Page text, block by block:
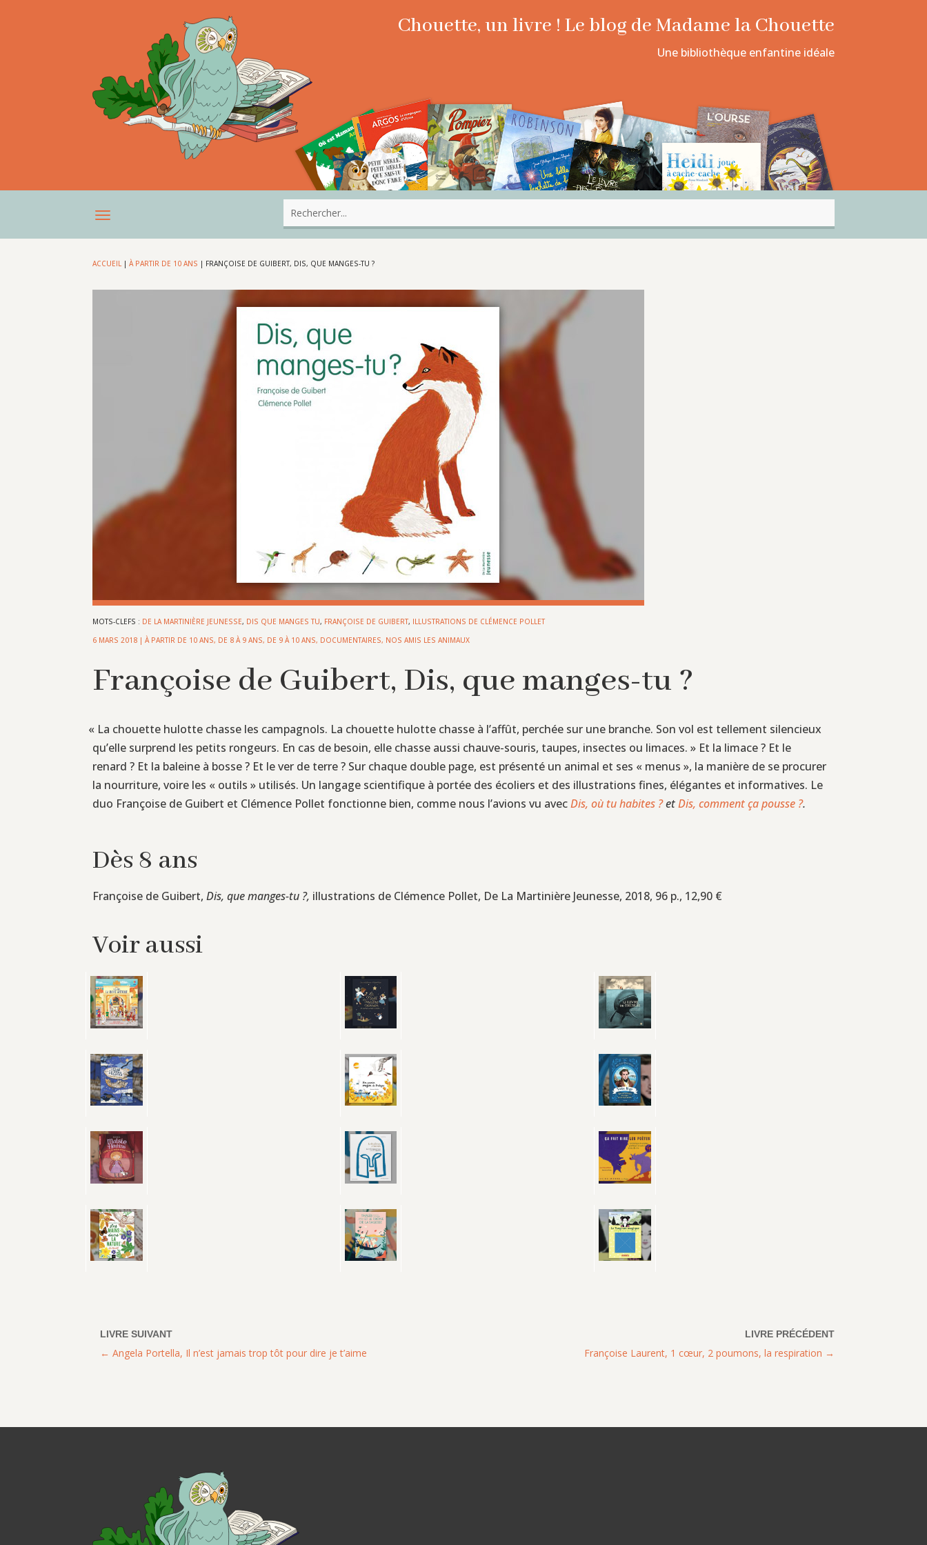
Chouette, un livre ! Le blog de Madame la Chouette
Une bibliothèque enfantine idéale
ACCUEIL |À PARTIR DE 10 ANS | FRANÇOISE DE GUIBERT, DIS, QUE MANGES-TU ?
MOTS-CLEFS : DE LA MARTINIÈRE JEUNESSE, DIS QUE MANGES TU, FRANÇOISE DE GUIBERT, ILLUSTRATIONS DE CLÉMENCE POLLET
6 MARS 2018 |À PARTIR DE 10 ANS, DE 8 À 9 ANS, DE 9 À 10 ANS, DOCUMENTAIRES, NOS AMIS LES ANIMAUX
Françoise de Guibert, Dis, que manges-tu ?
« La chouette hulotte chasse les campagnols. La chouette hulotte chasse à l’affût, perchée sur une branche. Son vol est tellement silencieux
qu’elle surprend les petits rongeurs. En cas de besoin, elle chasse aussi chauve-souris, taupes, insectes ou limaces. » Et la limace ? Et le
renard ? Et la baleine à bosse ? Et le ver de terre ? Sur chaque double page, est présenté un animal et ses « menus », la manière de se procurer
la nourriture, voire les « outils » utilisés. Un langage scientifique à portée des écoliers et des illustrations fines, élégantes et informatives. Le
duo Françoise de Guibert et Clémence Pollet fonctionne bien, comme nous l’avions vu avecDis, où tu habites ?et Dis, comment ça pousse ?.
Dès 8 ans
Françoise de Guibert,Dis, que manges-tu ?, illustrations de Clémence Pollet, De La Martinière Jeunesse, 2018, 96 p., 12,90 €
Voir aussi
Françoise Laurent, 1 cœur, 2 poumons, la respiration
Angela Portella, Il n’est jamais trop tôt pour dire je t’aime